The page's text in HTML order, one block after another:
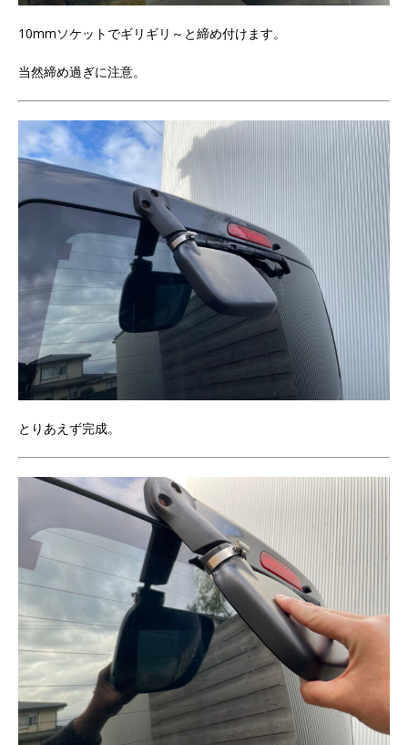
10mmソケットでギリギリ～と締め付けます。
当然締め過ぎに注意。
とりあえず完成。